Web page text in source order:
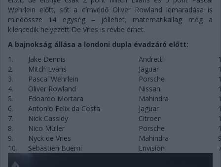
Wehrlein előtt, sőt a címvédő Oliver Rowland lemaradása is
mindössze 14 egység – jóllehet, matematikailag még a
kilencedik helyezett De Vries is révbe érhet.
A bajnokság állása a londoni dupla évadzáró előtt:
1.
Jake Dennis Andretti
2.
Mitch Evans Jaguar
3.
Pascal Wehrlein Porsche
4.
Oliver Rowland Nissan
5.
Edoardo Mortara Mahindra
6.
Antonio Felix da Costa Jaguar
7.
Nick Cassidy Citroen
8.
Nico Müller Porsche
9.
Nyck de Vries Mahindra
10.
Sebastien Buemi Envision